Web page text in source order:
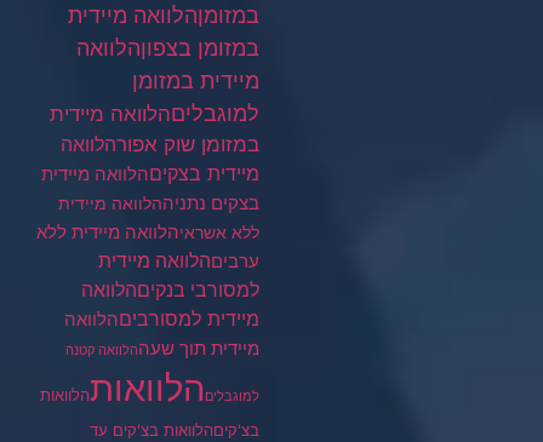
במזומןהלוואה מיידית
במזומן בצפוןהלוואה
מיידית במזומן
למוגבליםהלוואה מיידית
במזומן שוק אפורהלוואה
מיידית בצקיםהלוואה מיידית
בצקים נתניההלוואה מיידית
ללא אשראיהלוואה מיידית ללא
ערביםהלוואה מיידית
למסורבי בנקיםהלוואה
מיידית למסורביםהלוואה
מיידית תוך שעההלוואה קטנה
למוגבלים הלוואותהלוואות
בצ'קיםהלוואות בצ'קים עד